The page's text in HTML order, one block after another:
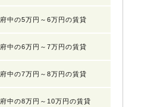
府中の5万円～6万円の賃貸
府中の6万円～7万円の賃貸
府中の7万円～8万円の賃貸
府中の8万円～10万円の賃貸